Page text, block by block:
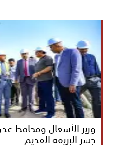
وزير الأشغال ومحافظ
جسر البريقة القديم